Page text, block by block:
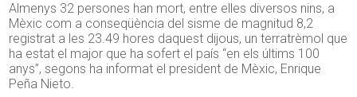
Almenys 32 persones han mort, entre elles diversos nins, a
Mèxic com a conseqüència del sisme de magnitud 8,2
registrat a les 23.49 hores daquest dijous, un terratrèmol que
ha estat el major que ha sofert el país “en els últims 100
anys”, segons ha informat el president de Mèxic, Enrique
Peña Nieto.